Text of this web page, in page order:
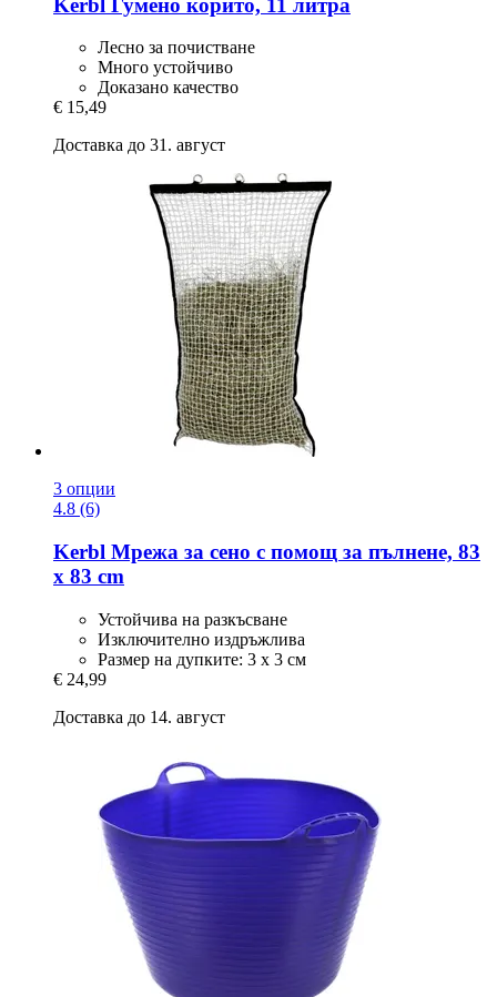
Лесно за почистване
Много устойчиво
Доказано качество
€ 15,49
Доставка до 31. август
3 опции
4.8 (6)
Kerbl Мрежа за сено с помощ за пълнене, 83
x 83 cm
Устойчива на разкъсване
Изключително издръжлива
Размер на дупките: 3 х 3 см
€ 24,99
Доставка до 14. август